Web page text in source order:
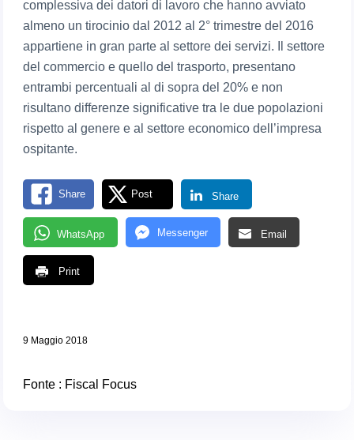
complessiva dei datori di lavoro che hanno avviato
almeno un tirocinio dal 2012 al 2° trimestre del 2016
appartiene in gran parte al settore dei servizi. Il settore
del commercio e quello del trasporto, presentano
entrambi percentuali al di sopra del 20% e non
risultano differenze significative tra le due popolazioni
rispetto al genere e al settore economico dell’impresa
ospitante.
Share Post Share
WhatsApp Messenger Email
Print
9 Maggio 2018
Fonte : Fiscal Focus